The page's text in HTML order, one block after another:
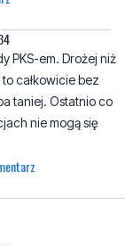
PKS-em. Drożej niż
całkowicie bez
taniej. Ostatnio co
nie mogą się